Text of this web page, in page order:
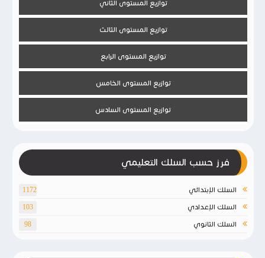
توازيع المستوى الثاني
توازيع المستوى الثالث
توازيع المستوى الرابع
توازيع المستوى الخامس
توازيع المستوى السادس
فرز حسب السلك التعليمي
السلك الإبتدائي 1172
السلك الإعدادي 103
السلك الثانوي 98